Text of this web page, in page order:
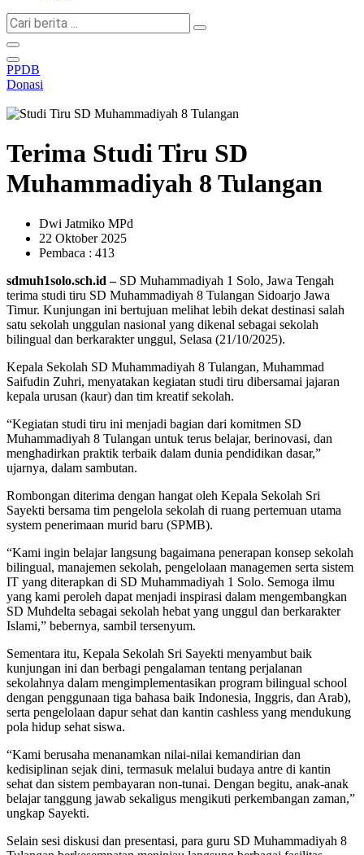
Cari
berita
...
PPDB
Donasi
Terima Studi Tiru SD
Muhammadiyah 8 Tulangan
Dwi Jatmiko MPd
22 Oktober 2025
Pembaca : 413
sdmuh1solo.sch.id –SD Muhammadiyah 1 Solo, Jawa Tengah
terima studi tiru SD Muhammadiyah 8 Tulangan Sidoarjo Jawa
Timur. Kunjungan ini bertujuan melihat lebih dekat destinasi salah
satu sekolah unggulan nasional yang dikenal sebagai sekolah
bilingual dan berkarakter unggul, Selasa (21/10/2025).
Kepala Sekolah SD Muhammadiyah 8 Tulangan, Muhammad
Saifudin Zuhri, menyatakan kegiatan studi tiru dibersamai jajaran
kepala urusan (kaur) dan tim kreatif sekolah.
“Kegiatan studi tiru ini menjadi bagian dari komitmen SD
Muhammadiyah 8 Tulangan untuk terus belajar, berinovasi, dan
menghadirkan praktik terbaik dalam dunia pendidikan dasar,”
ujarnya, dalam sambutan.
Rombongan diterima dengan hangat oleh Kepala Sekolah Sri
Sayekti bersama tim pengelola sekolah di ruang pertemuan utama
system penerimaan murid baru (SPMB).
“Kami ingin belajar langsung bagaimana penerapan konsep sekolah
bilingual, manajemen sekolah, pengelolaan managemen serta sistem
IT yang diterapkan di SD Muhammadiyah 1 Solo. Semoga ilmu
yang kami peroleh dapat menjadi inspirasi dalam mengembangkan
SD Muhdelta sebagai sekolah hebat yang unggul dan berkarakter
Islami,” bebernya, sambil tersenyum.
Sementara itu, Kepala Sekolah Sri Sayekti menyambut baik
kunjungan ini dan berbagi pengalaman tentang perjalanan
sekolahnya dalam mengimplementasikan program bilingual school
dengan penggunaan tiga bahasa baik Indonesia, Inggris, dan Arab),
serta pengelolaan dapur sehat dan kantin cashless yang mendukung
pola hidup sehat siswa.
“Kami berusaha menanamkan nilai-nilai kemandirian dan
kedisiplinan sejak dini, termasuk melalui budaya antre di kantin
sehat dan sistem pembayaran non-tunai. Dengan begitu, anak-anak
belajar tanggung jawab sekaligus mengikuti perkembangan zaman,”
ungkap Sayekti.
Selain sesi diskusi dan presentasi, para guru SD Muhammadiyah 8